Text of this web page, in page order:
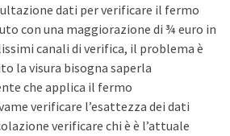
dati per verificare il fermo
con una maggiorazione di ¾ euro in
canali di verifica, il problema è
la visura bisogna saperla
che applica il fermo
verificare l’esattezza dei dati
verificare chi è è l’attuale